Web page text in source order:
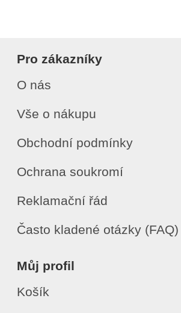
Pro zákazníky
O nás
Vše o nákupu
Obchodní podmínky
Ochrana soukromí
Reklamační řád
Často kladené otázky (FAQ)
Můj profil
Košík